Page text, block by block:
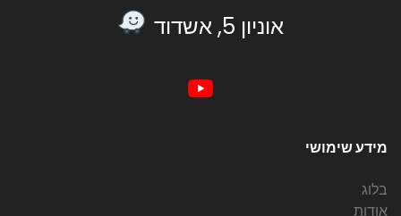
אוניון 5, אשדוד
מידע שימושי
בלוג
אודות